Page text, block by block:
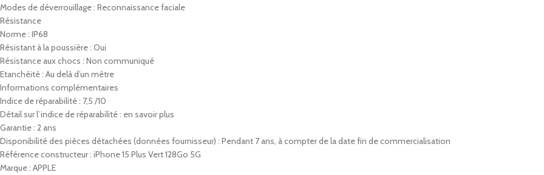
Modes de déverrouillage : Reconnaissance faciale
Résistance
Norme : IP68
Résistant à la poussière : Oui
Résistance aux chocs : Non communiqué
Etanchéité : Au delà d’un mètre
Informations complémentaires
Indice de réparabilité : 7,5 /10
Détail sur l’indice de réparabilité : en savoir plus
Garantie : 2 ans
Disponibilité des pièces détachées (données fournisseur) : Pendant 7 ans, à compter de la date fin de commercialisation
Référence constructeur : iPhone 15 Plus Vert 128Go 5G
Marque : APPLE